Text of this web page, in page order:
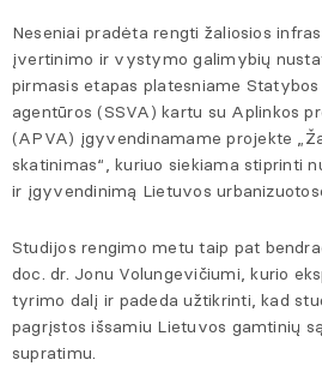
Neseniai pradėta rengti žaliosios
įvertinimo ir vystymo galimybių
pirmasis etapas platesniame
agentūros (SSVA) kartu su Aplinkos
(APVA) įgyvendinamame projekte
skatinimas“, kuriuo siekiama stiprinti
ir įgyvendinimą Lietuvos
Studijos rengimo metu taip pat
doc. dr. Jonu Volungevičiumi, kurio
tyrimo dalį ir padeda užtikrinti, kad
pagrįstos išsamiu Lietuvos gamtinių
supratimu.